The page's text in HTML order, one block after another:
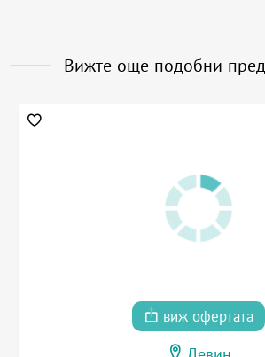
Вижте още подобни
виж офертата